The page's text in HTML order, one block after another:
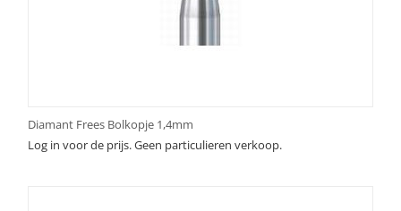
Diamant Frees Bolkopje 1,4mm
Log in voor de prijs. Geen particulieren verkoop.